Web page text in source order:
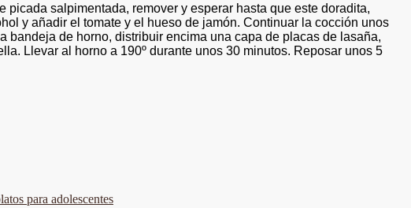
salpimentada, remover y esperar hasta que este doradita,
y añadir el tomate y el hueso de jamón. Continuar la cocción unos
bandeja de horno, distribuir encima una capa de placas de lasaña,
Llevar al horno a 190º durante unos 30 minutos. Reposar unos 5
para adolescentes